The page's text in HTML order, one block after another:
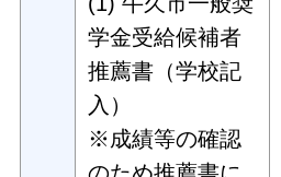
学金受給候補者
推薦書（学校記
入）
※成績等の確認